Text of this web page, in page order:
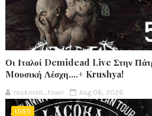
Οι Ιταλοί Demidead Live Στην
Moυσική Λέσχη….+ Krushya!
rocknroll_town Aug 06, 2026
LIVES